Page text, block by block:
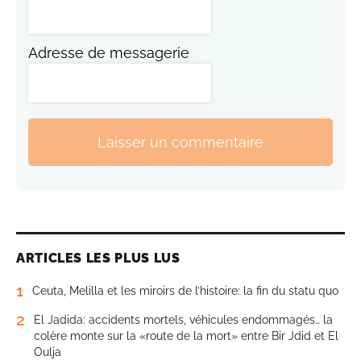
Adresse de messagerie
Laisser un commentaire
ARTICLES LES PLUS LUS
1 Ceuta, Melilla et les miroirs de l’histoire: la fin du statu quo
2
El Jadida: accidents mortels, véhicules endommagés… la
colère monte sur la «route de la mort» entre Bir Jdid et El
Oulja